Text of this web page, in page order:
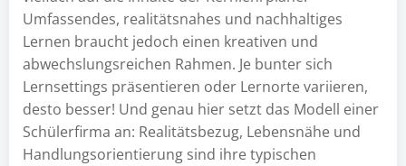
Umfassendes, realitätsnahes und nachhaltiges
Lernen braucht jedoch einen kreativen und
abwechslungsreichen Rahmen. Je bunter sich
Lernsettings präsentieren oder Lernorte variieren,
desto besser! Und genau hier setzt das Modell einer
Schülerfirma an: Realitätsbezug, Lebensnähe und
Handlungsorientierung sind ihre typischen